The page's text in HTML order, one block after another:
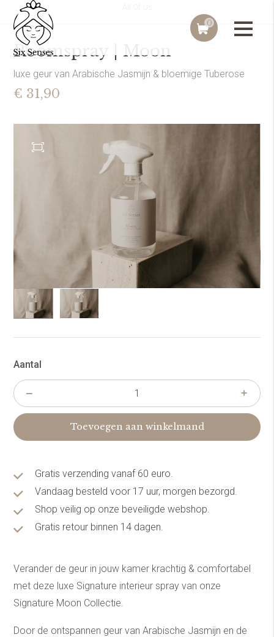
0
Roomspray | Moon
luxe geur van Arabische Jasmijn & bloemige Tuberose
€ 31,90
Aantal
Toevoegen aan winkelmand
Gratis verzending vanaf 60 euro.
Vandaag besteld voor 17 uur, morgen bezorgd.
Shop veilig op onze beveiligde webshop.
Gratis retour binnen 14 dagen.
Verander de geur in jouw kamer krachtig & comfortabel
met deze luxe Signature interieur spray van onze
Signature Moon Collectie.
Door de ontspannen geur van Arabische Jasmijn en de